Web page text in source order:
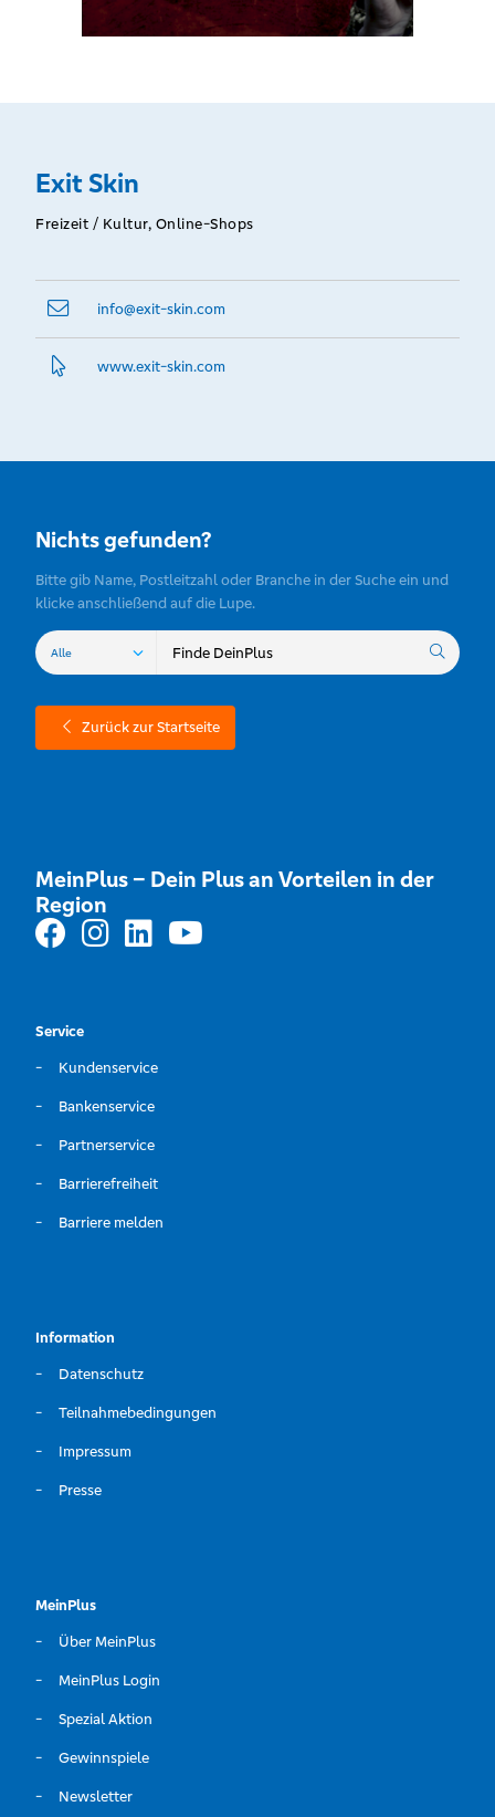
Exit Skin
Freizeit / Kultur, Online-Shops
info@­exit-skin.com
www.­exit-skin.­com
Nichts gefunden?
Bitte gib Name, Postleitzahl oder Branche in der Suche ein und
klicke anschließend auf die Lupe.
Zurück zur Startseite
MeinPlus – Dein Plus an Vorteilen in der
Region
Service
Kundenservice
Bankenservice
Partnerservice
Barrierefreiheit
Barriere melden
Information
Datenschutz
Teilnahmebedingungen
Impressum
Presse
MeinPlus
Über MeinPlus
MeinPlus Login
Spezial Aktion
Gewinnspiele
Newsletter